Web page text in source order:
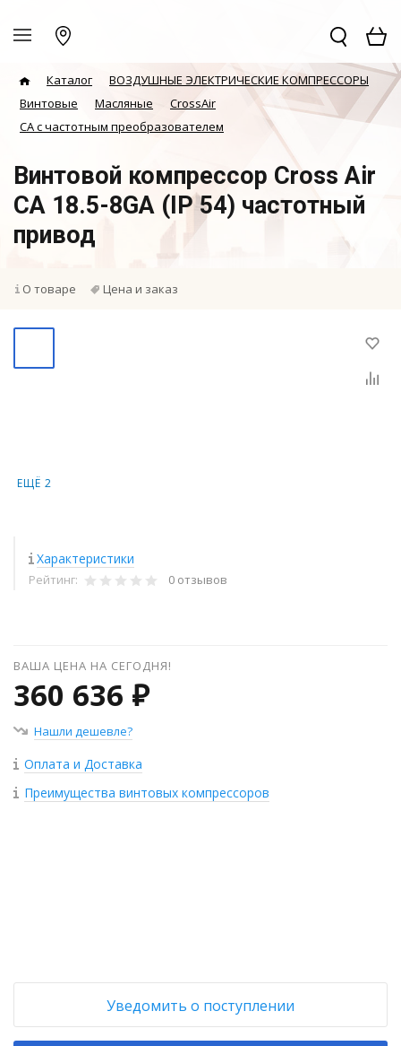
Каталог
ВОЗДУШНЫЕ ЭЛЕКТРИЧЕСКИЕ КОМПРЕССОРЫ
Винтовые
Масляные
CrossAir
CA с частотным преобразователем
Винтовой компрессор Cross Air
CA 18.5-8GA (IP 54) частотный
привод
О товаре Цена и заказ
ЕЩЁ 2
Характеристики
Рейтинг: 0 отзывов
ВАША ЦЕНА НА СЕГОДНЯ!
360 636 ₽
Нашли дешевле?
Оплата и Доставка
Преимущества винтовых компрессоров
Уведомить о поступлении